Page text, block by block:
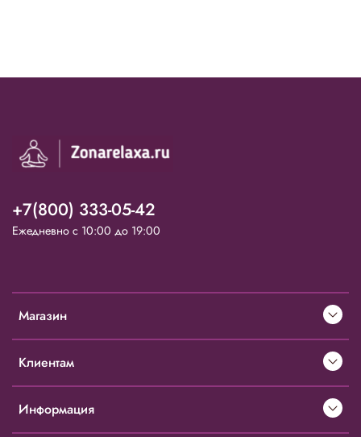
Магазин
Клиентам
Информация
+7(800) 333-05-42
Ежедневно с 10:00 до 19:00